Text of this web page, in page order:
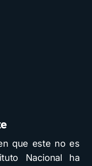
que este no es
Nacional ha